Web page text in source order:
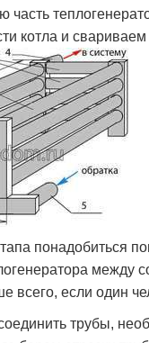
котла и
понадобиться
между
всего, если один
трубы,